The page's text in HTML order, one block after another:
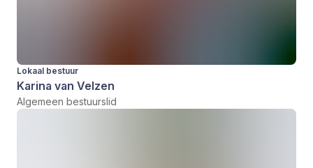
Lokaal bestuur
Karina van Velzen
Algemeen bestuurslid